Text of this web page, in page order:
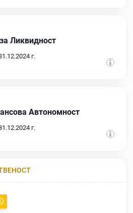
Ликвидност
г.
Автономност
г.